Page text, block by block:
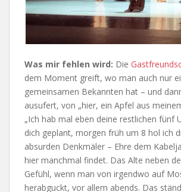
Was mir fehlen wird: Die
dem Moment greift, wo man auch nur
gemeinsamen Bekannten hat – und
ausufert, von „hier, ein Apfel aus
„Ich hab mal eben deine restlichen fünf
dich geplant, morgen früh um 8 hol ich
absurden Denkmäler – Ehre dem
hier manchmal findet. Das Alte neben
Gefühl, wenn man von irgendwo auf
herabguckt, vor allem abends. Das